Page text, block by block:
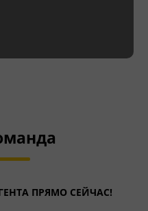
ПРЯМО СЕЙЧАС!